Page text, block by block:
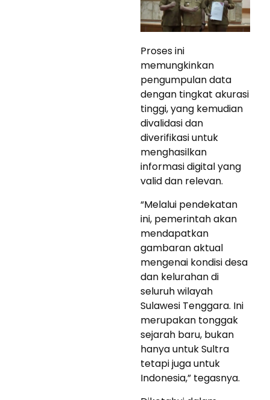
Proses ini
memungkinkan
pengumpulan data
dengan tingkat akurasi
tinggi, yang kemudian
divalidasi dan
diverifikasi untuk
menghasilkan
informasi digital yang
valid dan relevan.
“Melalui pendekatan
ini, pemerintah akan
mendapatkan
gambaran aktual
mengenai kondisi desa
dan kelurahan di
seluruh wilayah
Sulawesi Tenggara. Ini
merupakan tonggak
sejarah baru, bukan
hanya untuk Sultra
tetapi juga untuk
Indonesia,” tegasnya.